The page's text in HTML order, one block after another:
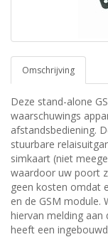
Omschrijving
Deze stand-alone
waarschuwings
afstandsbediening.
stuurbare
simkaart (niet
waardoor uw poort
geen kosten omdat
en de GSM module.
hiervan melding aan
heeft een